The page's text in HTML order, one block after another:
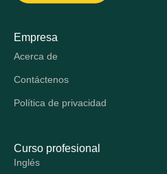
Empresa
Acerca de
Contáctenos
Política de privacidad
Curso profesional
Inglés